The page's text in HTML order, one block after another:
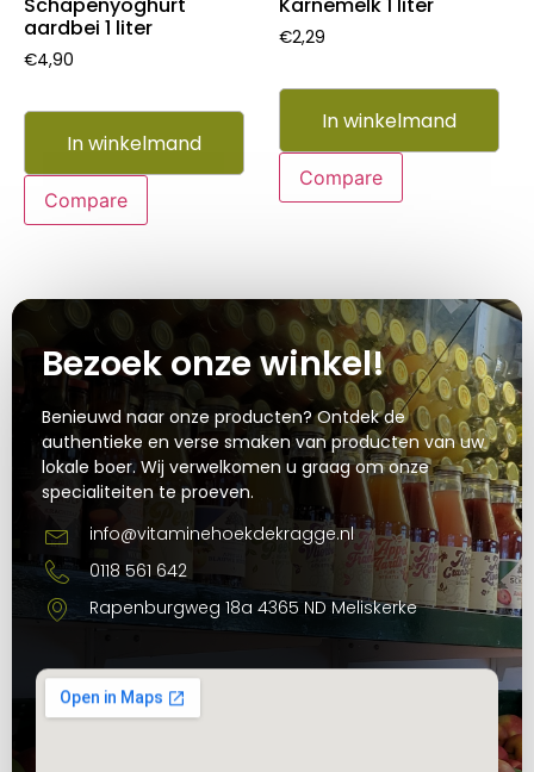
aardbei 1 liter
€4,90
In winkelmand
Compare
€2,29
In winkelmand
Compare
Bezoek onze winkel!
Benieuwd naar onze producten? Ontdek de
authentieke en verse smaken van producten van uw
lokale boer. Wij verwelkomen u graag om onze
specialiteiten te proeven.
info@vitaminehoekdekragge.nl
0118 561 642
Rapenburgweg 18a 4365 ND Meliskerke